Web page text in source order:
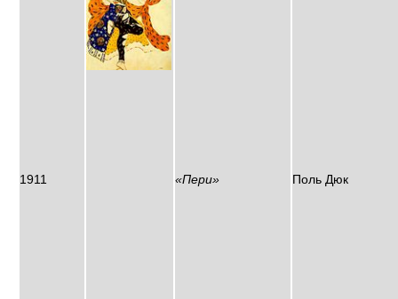
1911 «Пери» Поль Дюк